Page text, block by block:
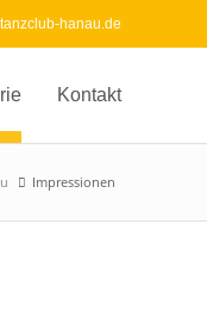
hanau.de
Kontakt
Impressionen